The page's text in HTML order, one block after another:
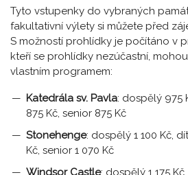
Tyto vstupenky do vybraných
fakultativní výlety si můžete před
S možností prohlídky je počítáno v
kteří se prohlídky nezúčastní,
vlastním programem:
Katedrála sv. Pavla: dospělý 975
875 Kč, senior 875 Kč
Stonehenge: dospělý 1 100 Kč,
Kč, senior 1 070 Kč
Windsor Castle: dospělý 1 175